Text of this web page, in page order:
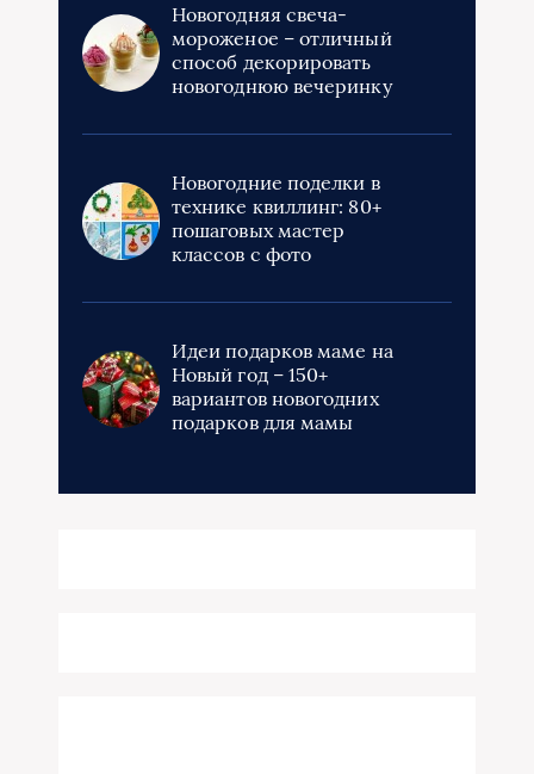
Новогодняя свеча-
мороженое – отличный
способ декорировать
новогоднюю вечеринку
Новогодние поделки в
технике квиллинг: 80+
пошаговых мастер
классов с фото
Идеи подарков маме на
Новый год – 150+
вариантов новогодних
подарков для мамы